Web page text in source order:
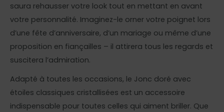
saura rehausser votre look tout en mettant en avant
votre personnalité. Imaginez-le orner votre poignet lors
d’une fête d’anniversaire, d’un mariage ou même d’une
proposition en fiançailles – il attirera tous les regards et
suscitera l’admiration.
Adapté à toutes les occasions, le Jonc doré avec
étoiles classiques cristallisées est un accessoire
indispensable pour toutes celles qui aiment briller. Que